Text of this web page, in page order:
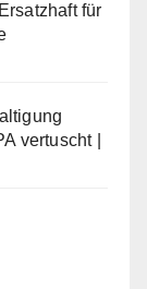
für
vertuscht |